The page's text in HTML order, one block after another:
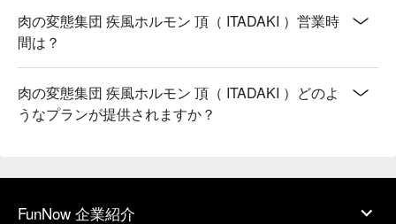
肉の変態集団 疾風ホルモン 頂（ ITADAKI ）営業時
間は？
肉の変態集団 疾風ホルモン 頂（ ITADAKI ）どのよ
うなプランが提供されますか？
FunNow 企業紹介